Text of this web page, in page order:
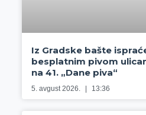
Iz Gradske bašte
besplatnim pivom
na 41. „Dane piva“
5. avgust 2026. 13:36